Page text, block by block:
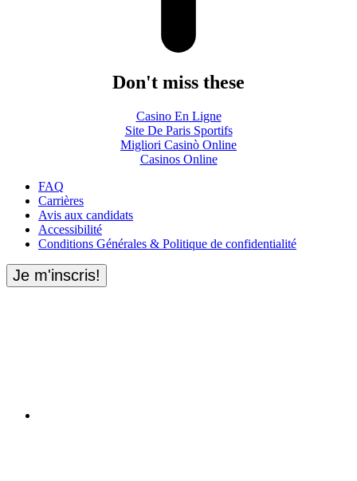
Don't miss these
Casino En Ligne
Site De Paris Sportifs
Migliori Casinò Online
Casinos Online
FAQ
Carrières
Avis aux candidats
Accessibilité
Conditions Générales & Politique de confidentialité
Je m'inscris!